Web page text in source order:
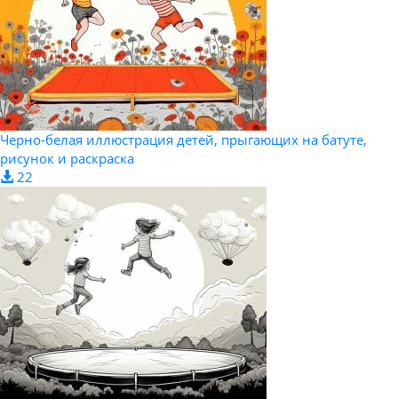
Черно-белая иллюстрация детей, прыгающих на батуте,
рисунок и раскраска
22